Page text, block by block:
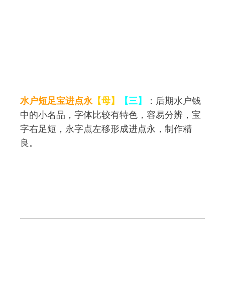
水户短足宝进点永【母】 【三】
：后期水户钱
中的小名品，字体比较有特色，容易分辨，宝
字右足短，永字点左移形成进点永，制作精
良。